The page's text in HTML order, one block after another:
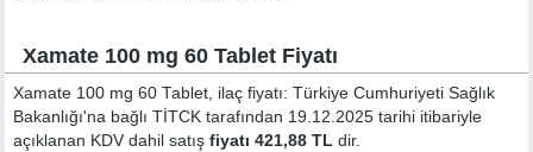
Xamate 100 mg 60 Tablet Fiyatı
Xamate 100 mg 60 Tablet, ilaç fiyatı: Türkiye Cumhuriyeti Sağlık
Bakanlığı'na bağlı TİTCK tarafından 19.12.2025 tarihi itibariyle
açıklanan KDV dahil satışfiyatı 421,88 TL dir.